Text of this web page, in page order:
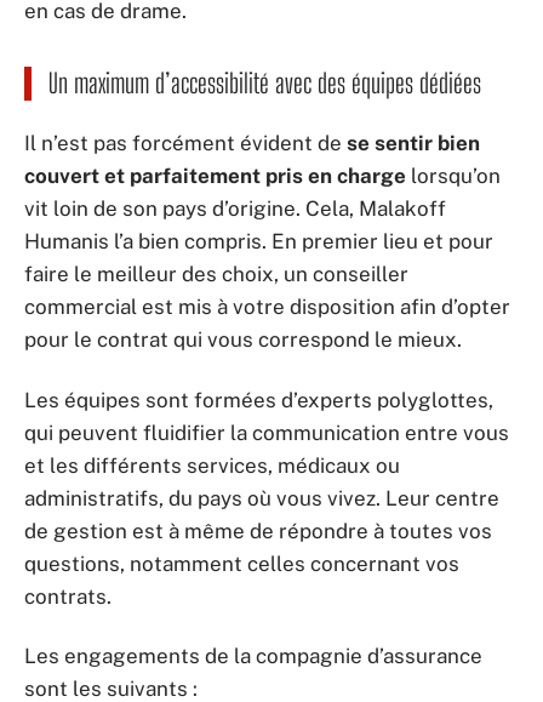
en cas de drame.
Un maximum d’accessibilité avec des équipes dédiées
Il n’est pas forcément évident de se sentir bien
couvert et parfaitement pris en charge lorsqu’on
vit loin de son pays d’origine. Cela, Malakoff
Humanis l’a bien compris. En premier lieu et pour
faire le meilleur des choix, un conseiller
commercial est mis à votre disposition afin d’opter
pour le contrat qui vous correspond le mieux.
Les équipes sont formées d’experts polyglottes,
qui peuvent fluidifier la communication entre vous
et les différents services, médicaux ou
administratifs, du pays où vous vivez. Leur centre
de gestion est à même de répondre à toutes vos
questions, notamment celles concernant vos
contrats.
Les engagements de la compagnie d’assurance
sont les suivants :